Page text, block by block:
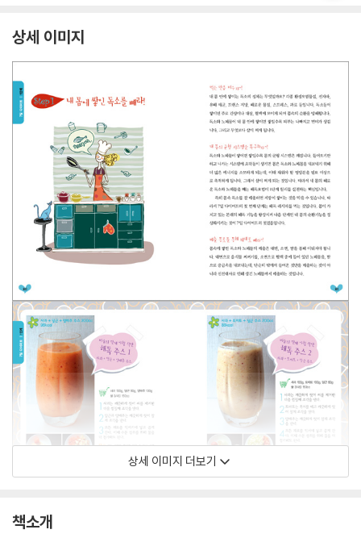
상세 이미지
상세 이미지 더보기
책소개